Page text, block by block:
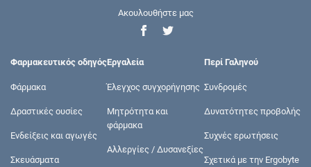
Ακουλουθήστε μας
Φαρμακευτικός οδηγός
Φάρμακα
Δραστικές ουσίες
Ενδείξεις και αγωγές
Σκευάσματα
Εργαλεία
Έλεγχος συγχορήγησης
Μητρότητα και
φάρμακα
Αλλεργίες / Δυσανεξίες
Περί Γαληνού
Συνδρομές
Δυνατότητες προβολής
Συχνές ερωτήσεις
Σχετικά με την Ergobyte